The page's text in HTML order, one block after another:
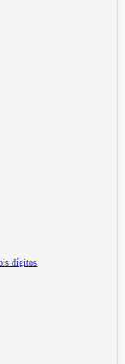
dígitos